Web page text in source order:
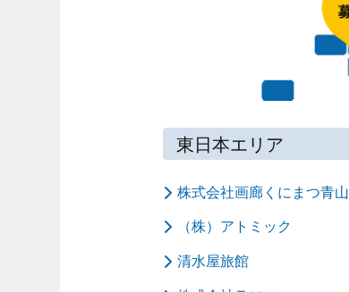
東日本エリア
株式会社画廊くにまつ青山
（株）アトミック
清水屋旅館